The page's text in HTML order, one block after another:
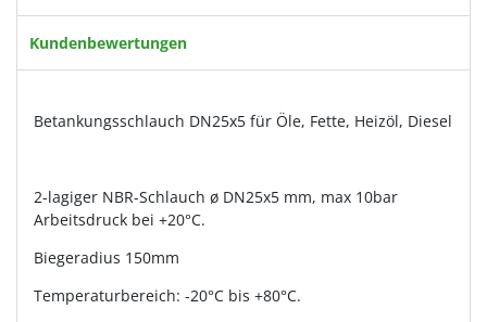
Kundenbewertungen
Betankungsschlauch DN25x5 für Öle, Fette, Heizöl, Diesel
2-lagiger NBR-Schlauch ø DN25x5 mm, max 10bar
Arbeitsdruck bei +20°C.
Biegeradius 150mm
Temperaturbereich: -20°C bis +80°C.